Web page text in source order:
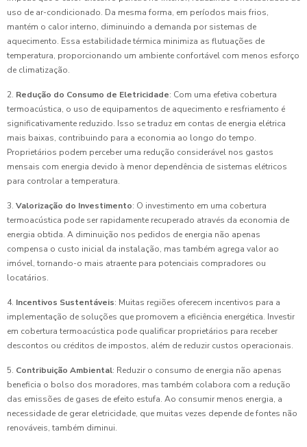
uso de ar-condicionado. Da mesma forma, em períodos mais frios,
mantém o calor interno, diminuindo a demanda por sistemas de
aquecimento. Essa estabilidade térmica minimiza as flutuações de
temperatura, proporcionando um ambiente confortável com menos esforço
de climatização.
2. Redução do Consumo de Eletricidade: Com uma efetiva cobertura
termoacústica, o uso de equipamentos de aquecimento e resfriamento é
significativamente reduzido. Isso se traduz em contas de energia elétrica
mais baixas, contribuindo para a economia ao longo do tempo.
Proprietários podem perceber uma redução considerável nos gastos
mensais com energia devido à menor dependência de sistemas elétricos
para controlar a temperatura.
3. Valorização do Investimento: O investimento em uma cobertura
termoacústica pode ser rapidamente recuperado através da economia de
energia obtida. A diminuição nos pedidos de energia não apenas
compensa o custo inicial da instalação, mas também agrega valor ao
imóvel, tornando-o mais atraente para potenciais compradores ou
locatários.
4. Incentivos Sustentáveis: Muitas regiões oferecem incentivos para a
implementação de soluções que promovem a eficiência energética. Investir
em cobertura termoacústica pode qualificar proprietários para receber
descontos ou créditos de impostos, além de reduzir custos operacionais.
5. Contribuição Ambiental: Reduzir o consumo de energia não apenas
beneficia o bolso dos moradores, mas também colabora com a redução
das emissões de gases de efeito estufa. Ao consumir menos energia, a
necessidade de gerar eletricidade, que muitas vezes depende de fontes não
renováveis, também diminui.